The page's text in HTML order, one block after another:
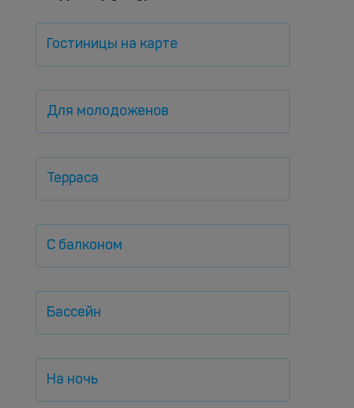
Гостиницы на карте
Для молодоженов
Терраса
С балконом
Бассейн
На ночь